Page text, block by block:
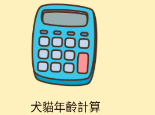
犬貓年齡計算